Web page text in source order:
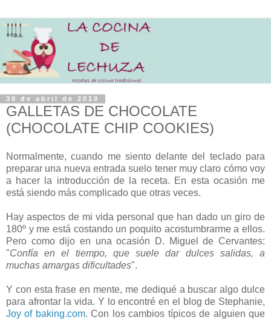
30 de abril de 2010
GALLETAS DE CHOCOLATE
(CHOCOLATE CHIP COOKIES)
Normalmente, cuando me siento delante del teclado para
preparar una nueva entrada suelo tener muy claro cómo voy
a hacer la introducción de la receta. En esta ocasión me
está siendo más complicado que otras veces.
Hay aspectos de mi vida personal que han dado un giro de
180º y me está costando un poquito acostumbrarme a ellos.
Pero como dijo en una ocasión D. Miguel de Cervantes:
"Confía en el tiempo, que suele dar dulces salidas, a
muchas amargas dificultades".
Y con esta frase en mente, me dediqué a buscar algo dulce
para afrontar la vida. Y lo encontré en el blog de Stephanie,
Joy of baking.com. Con los cambios típicos de alguien que